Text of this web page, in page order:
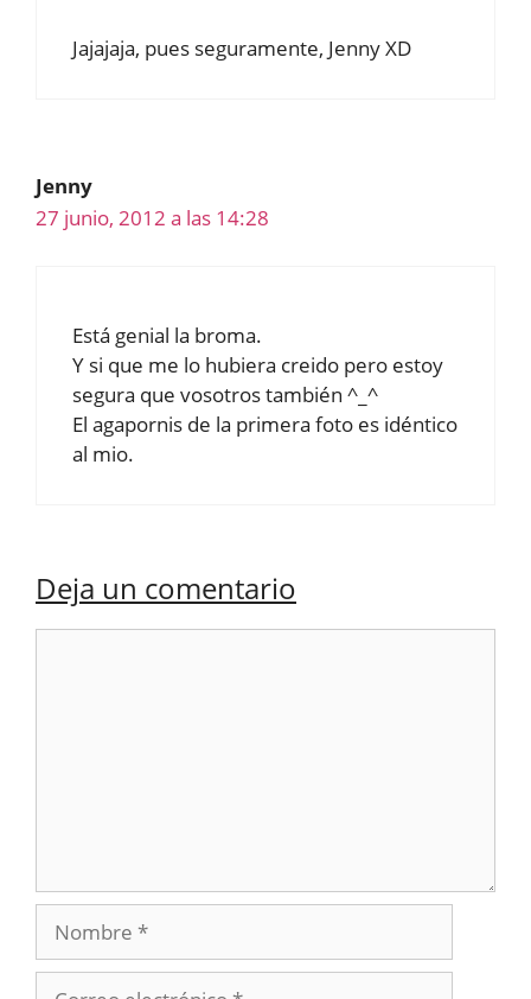
Jajajaja, pues seguramente, Jenny XD
Jenny
27 junio, 2012 a las 14:28
Está genial la broma.
Y si que me lo hubiera creido pero estoy
segura que vosotros también ^_^
El agapornis de la primera foto es idéntico
al mio.
Deja un comentario
Nombre